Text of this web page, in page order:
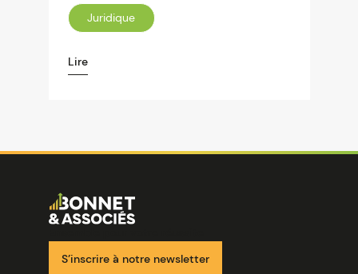
Juridique
Lire
Image
S’inscrire à notre newsletter